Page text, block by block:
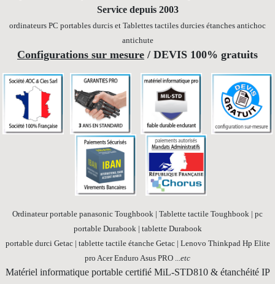
Service depuis 2003
ordinateurs PC portables durcis et Tablettes tactiles durcies étanches antichoc
antichute
Configurations sur mesure / DEVIS 100% gratuits
Ordinateur portable panasonic Toughbook | Tablette tactile Toughbook | pc
portable Durabook | tablette Durabook
portable durci Getac | tablette tactile étanche Getac | Lenovo Thinkpad Hp Elite
pro Acer Enduro Asus PRO ... etc
Matériel informatique portable certifié MiL-STD810 & étanchéité IP